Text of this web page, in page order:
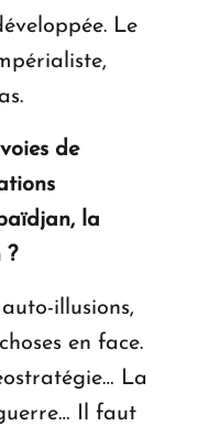
Le
de
la
?
illusions,
en face.
La
Il faut